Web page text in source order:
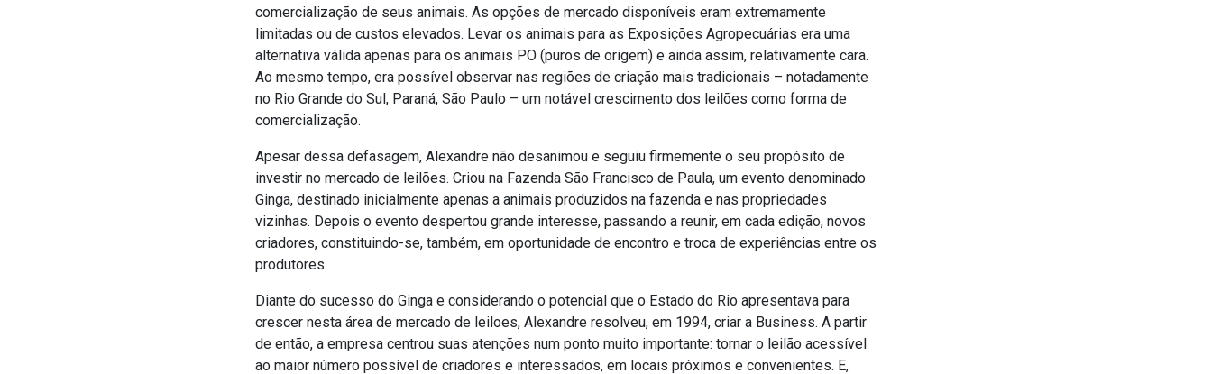
comercialização de seus animais. As opções de mercado disponíveis eram extremamente
limitadas ou de custos elevados. Levar os animais para as Exposições Agropecuárias era uma
alternativa válida apenas para os animais PO (puros de origem) e ainda assim, relativamente cara.
Ao mesmo tempo, era possível observar nas regiões de criação mais tradicionais – notadamente
no Rio Grande do Sul, Paraná, São Paulo – um notável crescimento dos leilões como forma de
comercialização.
Apesar dessa defasagem, Alexandre não desanimou e seguiu firmemente o seu propósito de
investir no mercado de leilões. Criou na Fazenda São Francisco de Paula, um evento denominado
Ginga, destinado inicialmente apenas a animais produzidos na fazenda e nas propriedades
vizinhas. Depois o evento despertou grande interesse, passando a reunir, em cada edição, novos
criadores, constituindo-se, também, em oportunidade de encontro e troca de experiências entre os
produtores.
Diante do sucesso do Ginga e considerando o potencial que o Estado do Rio apresentava para
crescer nesta área de mercado de leiloes, Alexandre resolveu, em 1994, criar a Business. A partir
de então, a empresa centrou suas atenções num ponto muito importante: tornar o leilão acessível
ao maior número possível de criadores e interessados, em locais próximos e convenientes. E,